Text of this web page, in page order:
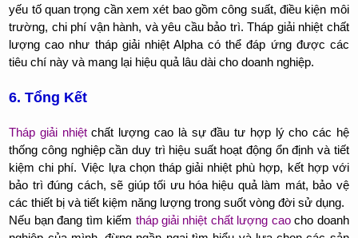
yếu tố quan trọng cần xem xét bao gồm công suất, điều kiện môi
trường, chi phí vận hành, và yêu cầu bảo trì. Tháp giải nhiệt chất
lượng cao như tháp giải nhiệt Alpha có thể đáp ứng được các
tiêu chí này và mang lại hiệu quả lâu dài cho doanh nghiệp.
6. Tổng Kết
Tháp giải nhiệtchất lượng cao là sự đầu tư hợp lý cho các hệ
thống công nghiệp cần duy trì hiệu suất hoạt động ổn định và tiết
kiệm chi phí. Việc lựa chọn tháp giải nhiệt phù hợp, kết hợp với
bảo trì đúng cách, sẽ giúp tối ưu hóa hiệu quả làm mát, bảo vệ
các thiết bị và tiết kiệm năng lượng trong suốt vòng đời sử dụng.
Nếu bạn đang tìm kiếm tháp giải nhiệt chất lượng caocho doanh